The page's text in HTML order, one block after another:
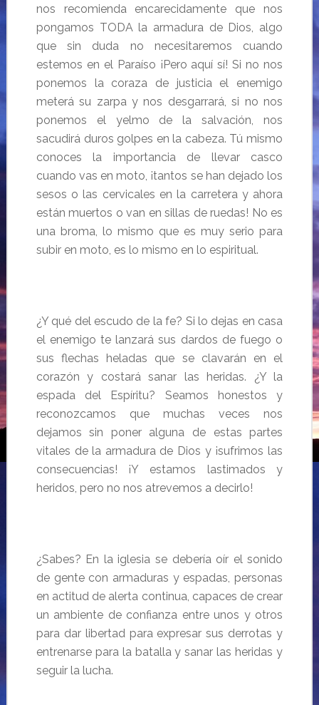
nos recomienda encarecidamente que nos
pongamos TODA la armadura de Dios, algo
que sin duda no necesitaremos cuando
estemos en el Paraíso ¡Pero aquí sí! Si no nos
ponemos la coraza de justicia el enemigo
meterá su zarpa y nos desgarrará, si no nos
ponemos el yelmo de la salvación, nos
sacudirá duros golpes en la cabeza. Tú mismo
conoces la importancia de llevar casco
cuando vas en moto, ¡tantos se han dejado los
sesos o las cervicales en la carretera y ahora
están muertos o van en sillas de ruedas! No es
una broma, lo mismo que es muy serio para
subir en moto, es lo mismo en lo espiritual.
¿Y qué del escudo de la fe? Si lo dejas en casa
el enemigo te lanzará sus dardos de fuego o
sus flechas heladas que se clavarán en el
corazón y costará sanar las heridas. ¿Y la
espada del Espíritu? Seamos honestos y
reconozcamos que muchas veces nos
dejamos sin poner alguna de estas partes
vitales de la armadura de Dios y ¡sufrimos las
consecuencias! ¡Y estamos lastimados y
heridos, pero no nos atrevemos a decirlo!
¿Sabes? En la iglesia se debería oír el sonido
de gente con armaduras y espadas, personas
en actitud de alerta continua, capaces de crear
un ambiente de confianza entre unos y otros
para dar libertad para expresar sus derrotas y
entrenarse para la batalla y sanar las heridas y
seguir la lucha.